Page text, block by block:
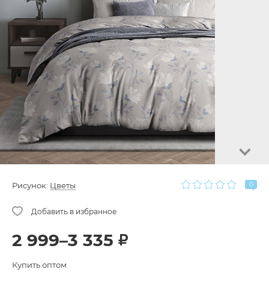
Рисунок: Цветы 0
2 999–3 335
Купить оптом